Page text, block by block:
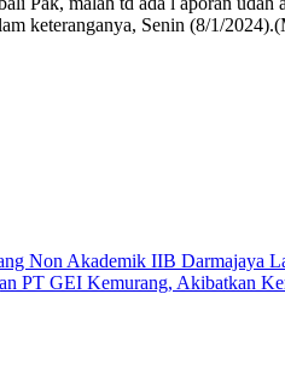
keteranganya, Senin (8/1/
Non Akademik IIB Darmajaya
PT GEI Kemurang, Akibatkan